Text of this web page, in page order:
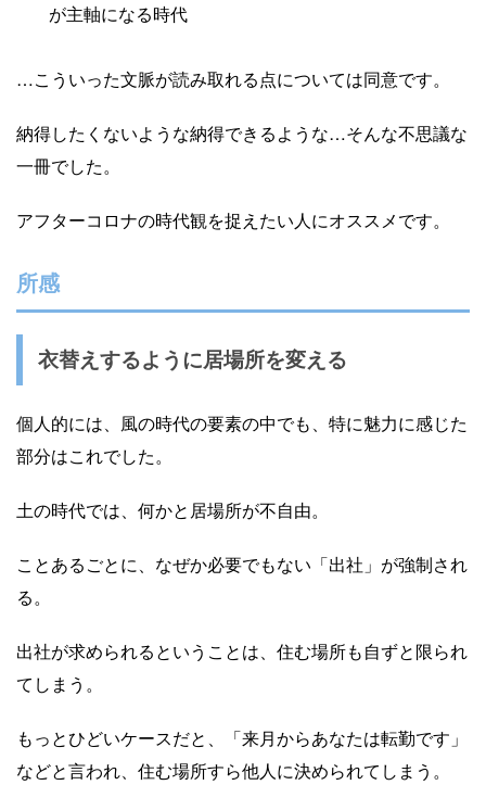
が主軸になる時代
…こういった文脈が読み取れる点については同意です。
納得したくないような納得できるような…そんな不思議な
一冊でした。
アフターコロナの時代観を捉えたい人にオススメです。
所感
衣替えするように居場所を変える
個人的には、風の時代の要素の中でも、特に魅力に感じた
部分はこれでした。
土の時代では、何かと居場所が不自由。
ことあるごとに、なぜか必要でもない「出社」が強制され
る。
出社が求められるということは、住む場所も自ずと限られ
てしまう。
もっとひどいケースだと、「来月からあなたは転勤です」
などと言われ、住む場所すら他人に決められてしまう。